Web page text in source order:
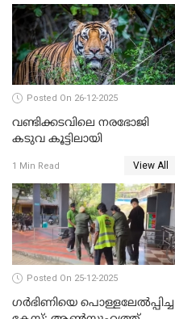
സത്യപ്രതിജ്ഞ ചടങ്ങില്‍
ചട്ടലംഘനമെന്ന് പാർട്ടി
Posted On 26-12-2025
വണ്ടിക്കടവിലെ നരഭോജി
കടുവ കൂട്ടിലായി
1 Min Read View All
Posted On 25-12-2025
ഗര്‍ഭിണിയെ പൊള്ളലേല്‍പ്പിച്ച